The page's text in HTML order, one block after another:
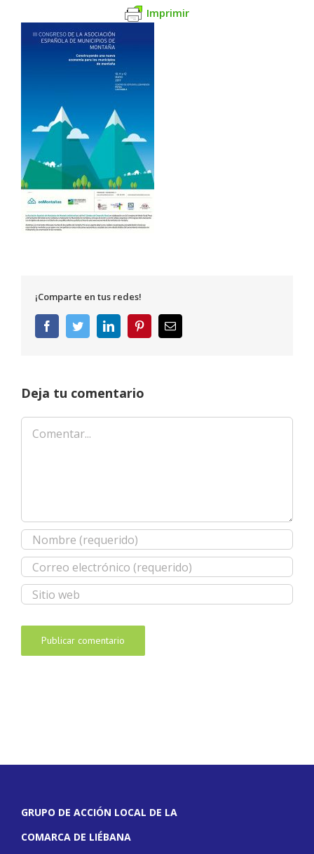
Imprimir
¡Comparte en tus redes!
FacebookTwitterLinkedInPinterestCorreo
electrónico
Deja tu comentario
Comentar
GRUPO DE ACCIÓN LOCAL DE LA
COMARCA DE LIÉBANA